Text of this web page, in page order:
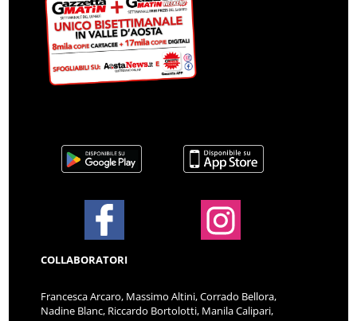
COLLABORATORI
Francesca Arcaro, Massimo Altini, Corrado Bellora,
Nadine Blanc, Riccardo Bortolotti, Manila Calipari,